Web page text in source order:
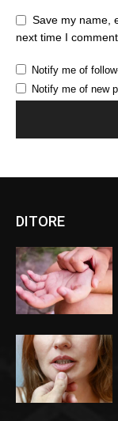
Save my name,
next time I comment.
Notify me of
Notify me of new
DITORE